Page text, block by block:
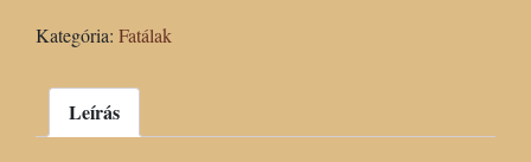
egyrészes
csontberakással
díszítve
Kategória: Fatálak
Leírás